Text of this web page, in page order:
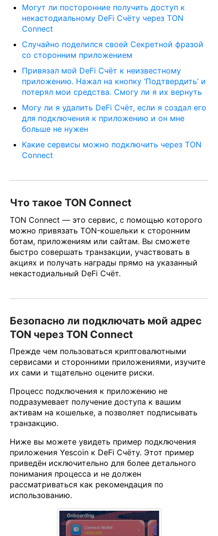
Могут ли посторонние получить доступ к
некастодиальному DeFi Счёту через TON
Connect
Случайно поделился своей Секретной фразой
со сторонним приложением
Привязал мой DeFi Счёт к неизвестному
приложению. Нажал на кнопку ‘Подтвердить’ и
потерял мои средства. Смогу ли я их вернуть
Могу ли я удалить DeFi Счёт, если я создал его
для подключения к приложению и он мне
больше не нужен
Какие сервисы можно подключить через TON
Connect
Что такое TON Connect
TON Connect — это сервис, с помощью которого
можно привязать TON-кошельки к сторонним
ботам, приложениям или сайтам. Вы сможете
быстро совершать транзакции, участвовать в
акциях и получать награды прямо на указанный
некастодиальный DeFi Счёт.
Безопасно ли подключать мой адрес
TON через TON Connect
Прежде чем пользоваться криптовалютными
сервисами и сторонними приложениями, изучите
их сами и тщательно оцените риски.
Процесс подключения к приложению не
подразумевает получение доступа к вашим
активам на кошельке, а позволяет подписывать
транзакцию.
Ниже вы можете увидеть пример подключения
приложения Yescoin к DeFi Счёту. Этот пример
приведён исключительно для более детального
понимания процесса и не должен
рассматриваться как рекомендация по
использованию.